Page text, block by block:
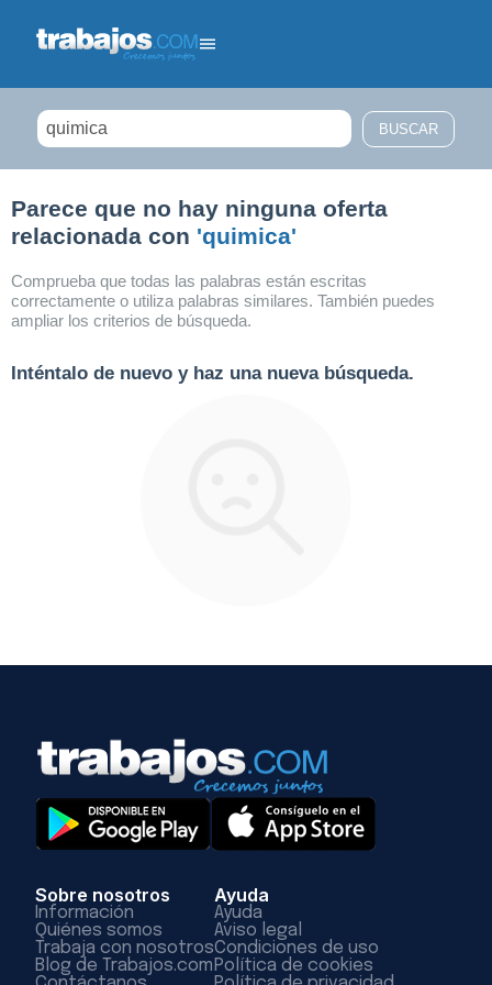
Parece que no hay ninguna oferta
relacionada con 'quimica'
Comprueba que todas las palabras están escritas
correctamente o utiliza palabras similares. También puedes
ampliar los criterios de búsqueda.
Inténtalo de nuevo y haz una nueva búsqueda.
Sobre nosotros
Información
Quiénes somos
Trabaja con nosotros
Blog de Trabajos.com
Ayuda
Ayuda
Aviso legal
Condiciones de uso
Política de cookies